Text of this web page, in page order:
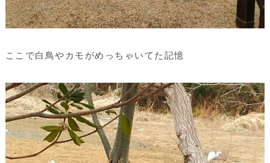
ここで白鳥やカモがめっちゃいてた記憶